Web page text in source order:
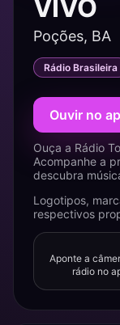
VIVO
Poções, BA
Rádio Brasileira
Ouvir no
Ouça a Rádio
Acompanhe a
descubra
Logotipos,
respectivos
Aponte a
rádio no